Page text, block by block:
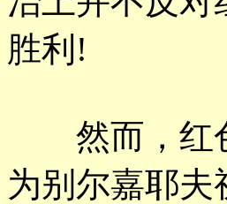
胜利!
然而，红色
为别尔嘉耶